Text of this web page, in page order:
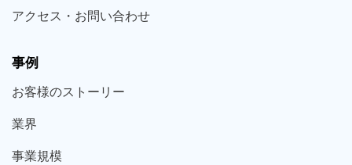
アクセス・お問い合わせ
事例
お客様のストーリー
業界
事業規模